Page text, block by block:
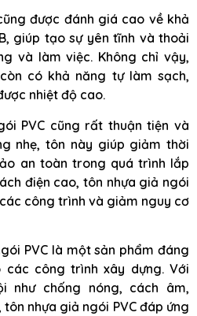
được đánh giá cao về khả
giúp tạo sự yên tĩnh và thoải
và làm việc. Không chỉ vậy,
có khả năng tự làm sạch,
nhiệt độ cao.
PVC cũng rất thuận tiện và
nhẹ, tôn này giúp giảm thời
an toàn trong quá trình lắp
điện cao, tôn nhựa giả ngói
công trình và giảm nguy cơ
PVC là một sản phẩm đáng
công trình xây dựng. Với
như chống nóng, cách âm,
nhựa giả ngói PVC đáp ứng